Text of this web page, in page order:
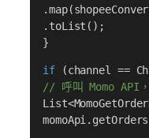
.toList();
}
if(channel ==
// 呼叫 Momo API